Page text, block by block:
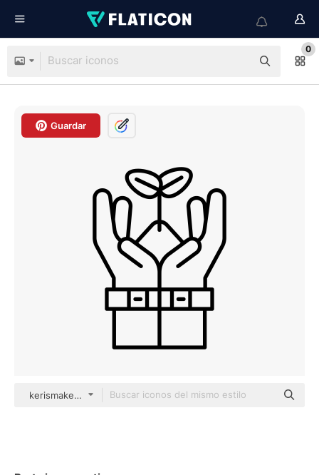
0
Guardar
kerismaker Detailed Outline